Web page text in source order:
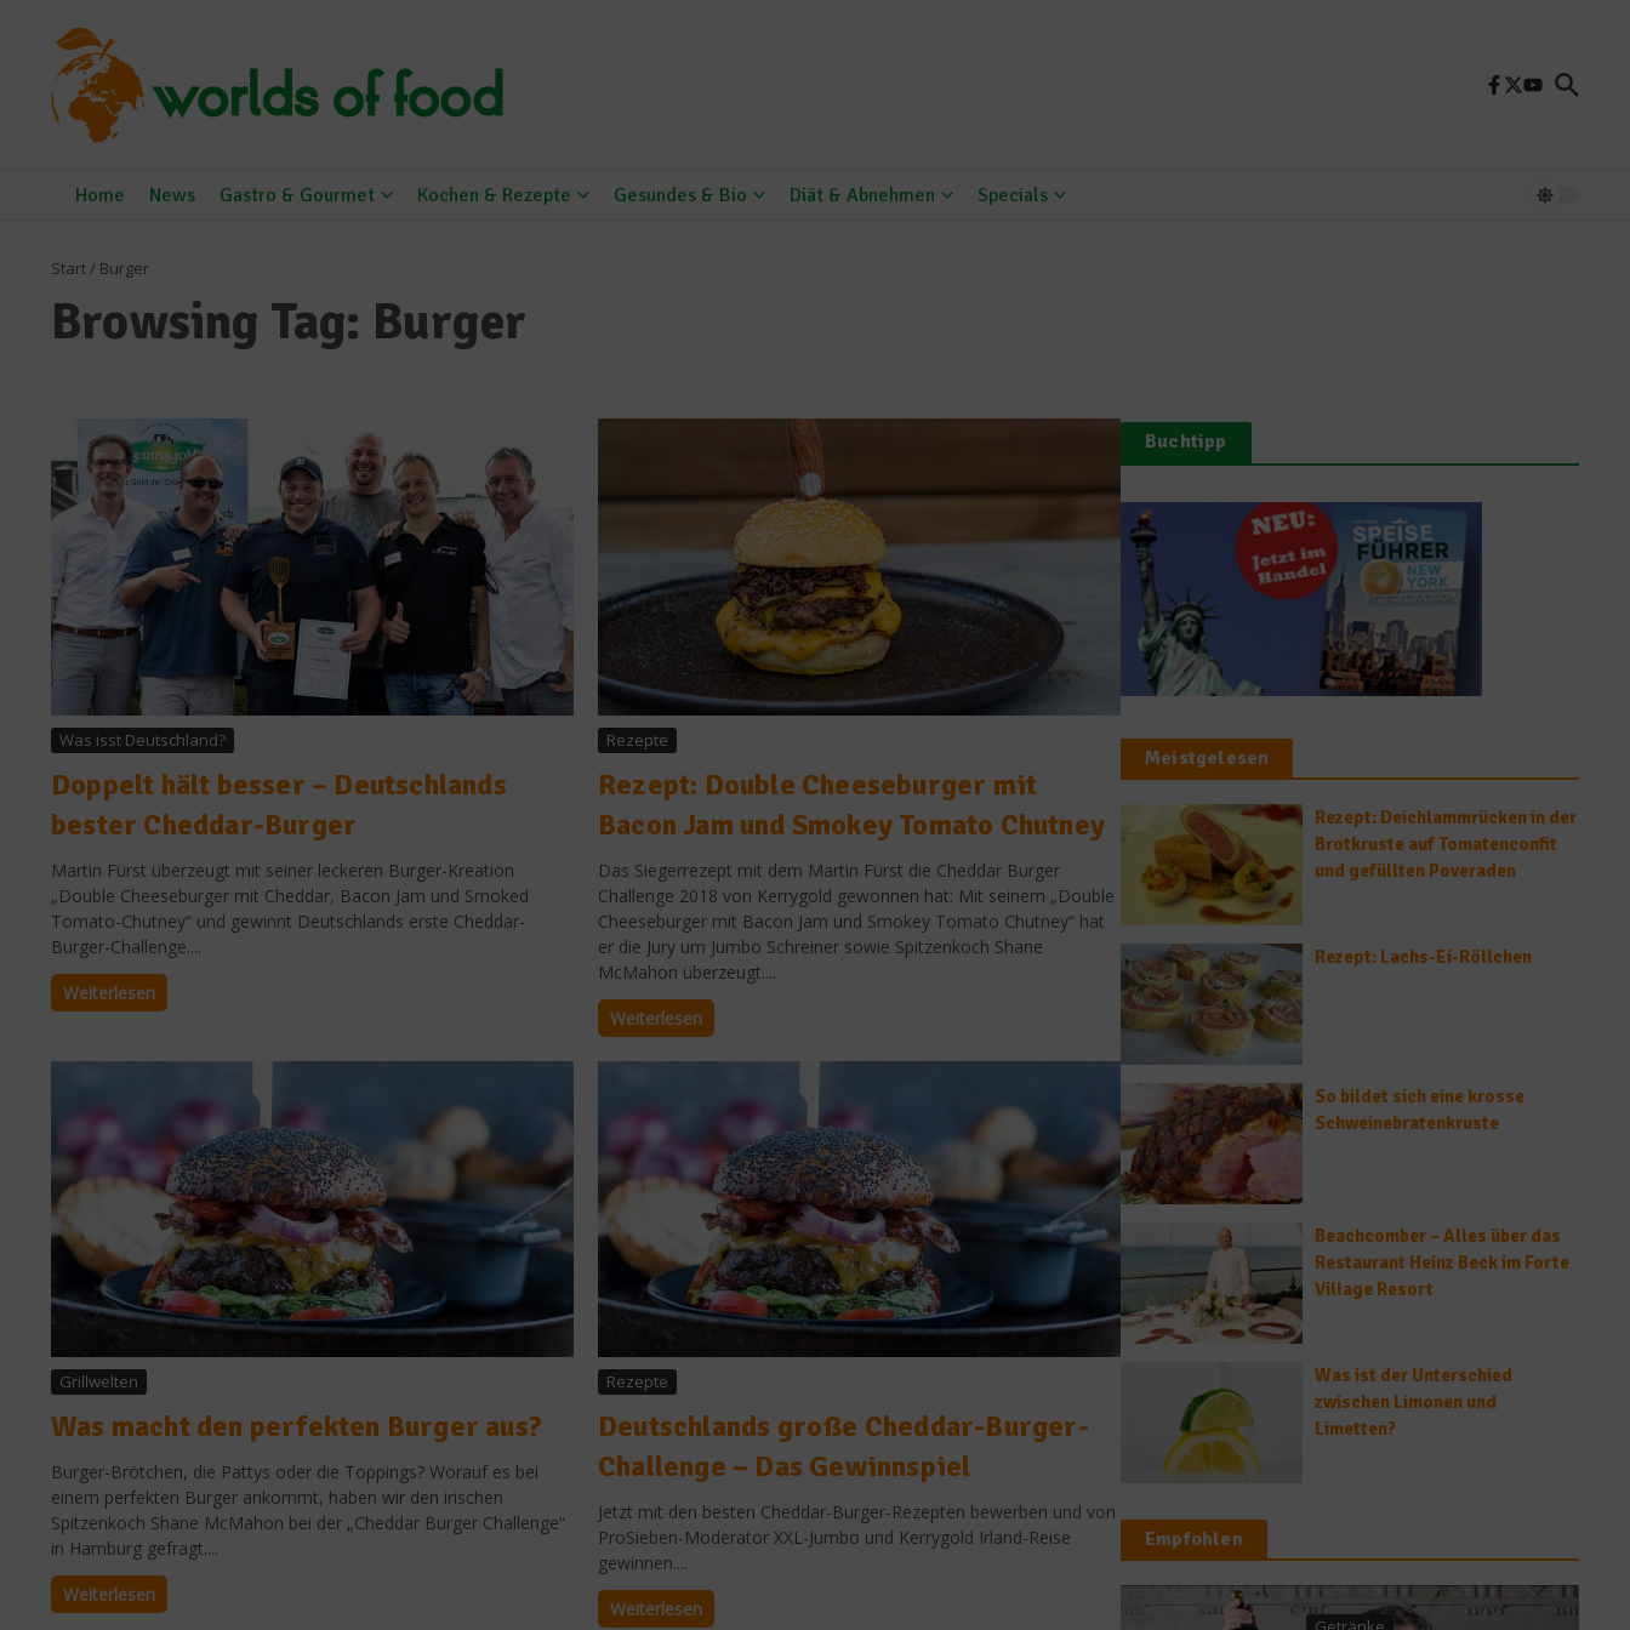
Home News Gastro & Gourmet Kochen & Rezepte Gesundes & Bio Diät & Abnehmen Specials
Start/ Burger
Browsing Tag: Burger
Was isst Deutschland?
Doppelt hält besser – Deutschlands
bester Cheddar-Burger
Martin Fürst überzeugt mit seiner leckeren Burger-Kreation
„Double Cheeseburger mit Cheddar, Bacon Jam und Smoked
Tomato-Chutney“ und gewinnt Deutschlands erste Cheddar-
Burger-Challenge....
Weiterlesen
Rezepte
Rezept: Double Cheeseburger mit
Bacon Jam und Smokey Tomato Chutney
Das Siegerrezept mit dem Martin Fürst die Cheddar Burger
Challenge 2018 von Kerrygold gewonnen hat: Mit seinem „Double
Cheeseburger mit Bacon Jam und Smokey Tomato Chutney“ hat
er die Jury um Jumbo Schreiner sowie Spitzenkoch Shane
McMahon überzeugt....
Weiterlesen
Grillwelten
Was macht den perfekten Burger aus?
Burger-Brötchen, die Pattys oder die Toppings? Worauf es bei
einem perfekten Burger ankommt, haben wir den irischen
Spitzenkoch Shane McMahon bei der „Cheddar Burger Challenge“
in Hamburg gefragt....
Weiterlesen
Rezepte
Deutschlands große Cheddar-Burger-
Challenge – Das Gewinnspiel
Jetzt mit den besten Cheddar-Burger-Rezepten bewerben und von
ProSieben-Moderator XXL-Jumbo und Kerrygold Irland-Reise
gewinnen....
Weiterlesen
Buchtipp
Meistgelesen
Rezept: Deichlammrücken in der
Brotkruste auf Tomatenconfit
und gefüllten Poveraden
Rezept: Lachs-Ei-Röllchen
So bildet sich eine krosse
Schweinebratenkruste
Beachcomber – Alles über das
Restaurant Heinz Beck im Forte
Village Resort
Was ist der Unterschied
zwischen Limonen und
Limetten?
Empfohlen